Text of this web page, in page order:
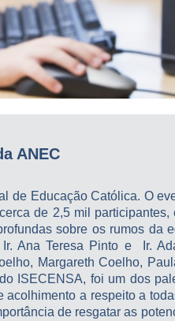
ANEC
de Educação Católica. O
de 2,5 mil participantes,
sobre os rumos da
Ana Teresa Pinto e Ir.
Margareth Coelho,
ISECENSA, foi um dos
a respeito a
de resgatar as